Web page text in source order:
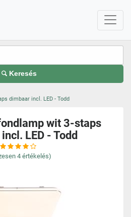
Keresés
dimbaar incl. LED - Todd
wit 3-staps
LED - Todd
4 értékelés)